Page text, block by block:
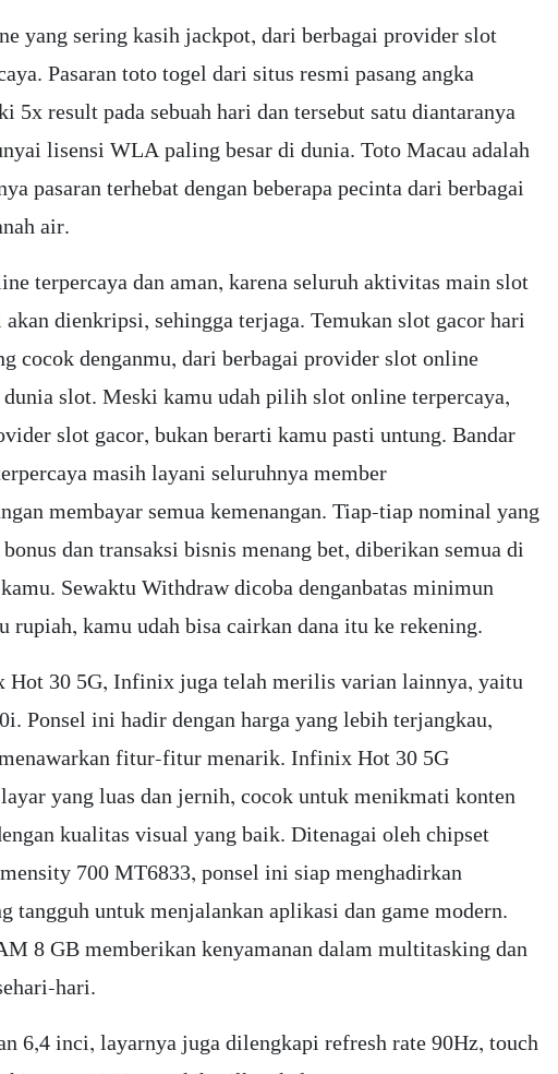
yang sering kasih jackpot, dari berbagai provider slot
Pasaran toto togel dari situs resmi pasang angka
5x result pada sebuah hari dan tersebut satu diantaranya
lisensi WLA paling besar di dunia. Toto Macau adalah
pasaran terhebat dengan beberapa pecinta dari berbagai
air.
terpercaya dan aman, karena seluruh aktivitas main slot
dienkripsi, sehingga terjaga. Temukan slot gacor hari
cocok denganmu, dari berbagai provider slot online
slot. Meski kamu udah pilih slot online terpercaya,
slot gacor, bukan berarti kamu pasti untung. Bandar
masih layani seluruhnya member
membayar semua kemenangan. Tiap-tiap nominal yang
dan transaksi bisnis menang bet, diberikan semua di
Sewaktu Withdraw dicoba denganbatas minimun
rupiah, kamu udah bisa cairkan dana itu ke rekening.
Hot 30 5G, Infinix juga telah merilis varian lainnya, yaitu
Ponsel ini hadir dengan harga yang lebih terjangkau,
fitur-fitur menarik. Infinix Hot 30 5G
yang luas dan jernih, cocok untuk menikmati konten
kualitas visual yang baik. Ditenagai oleh chipset
700 MT6833, ponsel ini siap menghadirkan
tangguh untuk menjalankan aplikasi dan game modern.
8 GB memberikan kenyamanan dalam multitasking dan
hari.
6,4 inci, layarnya juga dilengkapi refresh rate 90Hz, touch